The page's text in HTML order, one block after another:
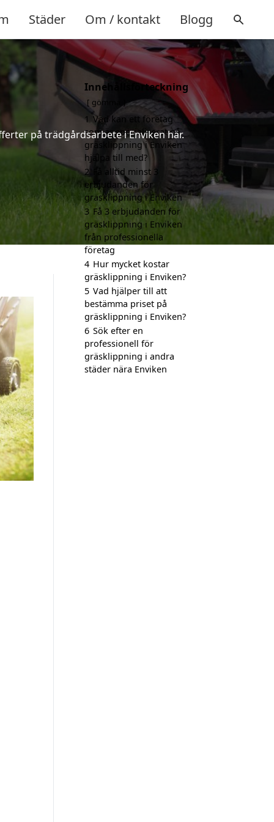
Städer Om / kontakt Blogg
på trädgårdsarbete i Enviken här.
Innehållsförteckning
gömma
1 Vad kan ett företag
som är specialiserat på
gräsklippning i Enviken
hjälpa till med?
2
Få alltid minst 3
erbjudanden för
gräsklippning i Enviken
3 Få 3 erbjudanden för
gräsklippning i Enviken
från professionella
företag
4 Hur mycket kostar
gräsklippning i Enviken?
5 Vad hjälper till att
bestämma priset på
gräsklippning i Enviken?
6 Sök efter en
professionell för
gräsklippning i andra
städer nära Enviken